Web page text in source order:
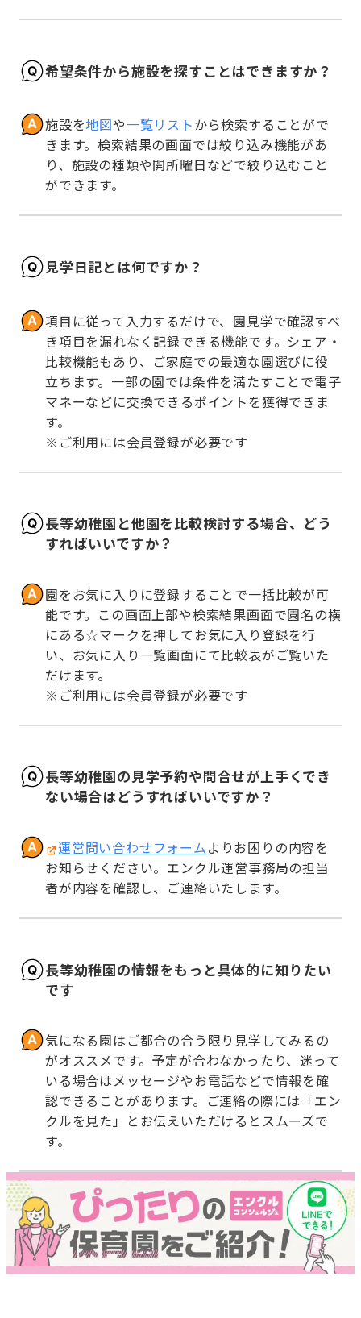
希望条件から施設を探すことはできますか？
施設を地図や一覧リストから検索することがで
きます。検索結果の画面では絞り込み機能があ
り、施設の種類や開所曜日などで絞り込むこと
ができます。
見学日記とは何ですか？
項目に従って入力するだけで、園見学で確認すべ
き項目を漏れなく記録できる機能です。シェア・
比較機能もあり、ご家庭での最適な園選びに役
立ちます。一部の園では条件を満たすことで電子
マネーなどに交換できるポイントを獲得できま
す。
※ご利用には会員登録が必要です
長等幼稚園と他園を比較検討する場合、どう
すればいいですか？
園をお気に入りに登録することで一括比較が可
能です。この画面上部や検索結果画面で園名の横
にある☆マークを押してお気に入り登録を行
い、お気に入り一覧画面にて比較表がご覧いた
だけます。
※ご利用には会員登録が必要です
長等幼稚園の見学予約や問合せが上手くでき
ない場合はどうすればいいですか？
運営問い合わせフォームよりお困りの内容を
お知らせください。エンクル運営事務局の担当
者が内容を確認し、ご連絡いたします。
長等幼稚園の情報をもっと具体的に知りたい
です
気になる園はご都合の合う限り見学してみるの
がオススメです。予定が合わなかったり、迷って
いる場合はメッセージやお電話などで情報を確
認できることがあります。ご連絡の際には「エン
クルを見た」とお伝えいただけるとスムーズで
す。